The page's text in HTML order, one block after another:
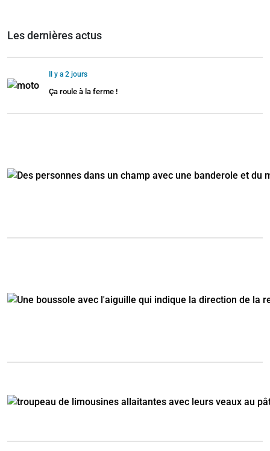
Les dernières actus
Il y a 2 jours
Ça roule à la ferme !